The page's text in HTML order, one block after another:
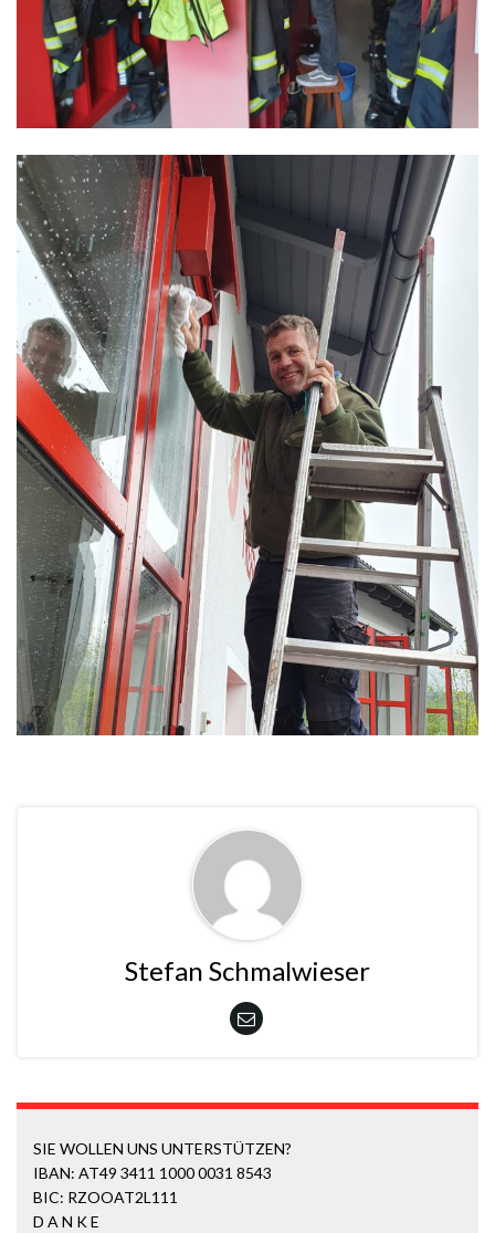
Stefan Schmalwieser
SIE WOLLEN UNS UNTERSTÜTZEN?
IBAN: AT49 3411 1000 0031 8543
BIC: RZOOAT2L111
D A N K E